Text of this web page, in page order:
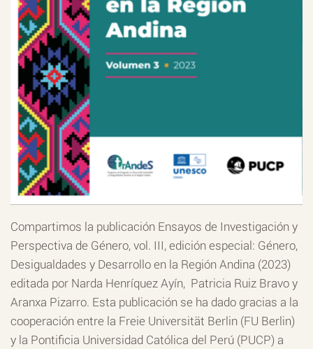
Compartimos la publicación Ensayos de Investigación y
Perspectiva de Género, vol. III, edición especial: Género,
Desigualdades y Desarrollo en la Región Andina (2023)
editada por Narda Henríquez Ayín, Patricia Ruiz Bravo y
Aranxa Pizarro. Esta publicación se ha dado gracias a la
cooperación entre la Freie Universität Berlin (FU Berlin)
y la Pontificia Universidad Católica del Perú (PUCP) a